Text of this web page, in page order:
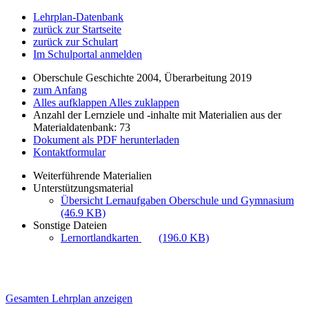
Lehrplan-Datenbank
zurück zur Startseite
zurück zur Schulart
Im Schulportal anmelden
Oberschule Geschichte 2004, Überarbeitung 2019
zum Anfang
Alles aufklappen Alles zuklappen
Anzahl der Lernziele und -inhalte mit Materialien aus der
Materialdatenbank: 73
Dokument als PDF herunterladen
Kontaktformular
Weiterführende Materialien
Unterstützungsmaterial
Übersicht Lernaufgaben Oberschule und Gymnasium
(46.9 KB)
Sonstige Dateien
Lernortlandkarten
(196.0 KB)
Gesamten Lehrplan anzeigen